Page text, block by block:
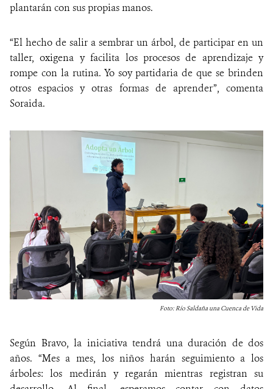
plantarán con sus propias manos.
“El hecho de salir a sembrar un árbol, de participar en un
taller, oxigena y facilita los procesos de aprendizaje y
rompe con la rutina. Yo soy partidaria de que se brinden
otros espacios y otras formas de aprender”, comenta
Soraida.
Foto: Río Saldaña una Cuenca de Vida
Según Bravo, la iniciativa tendrá una duración de dos
años. “Mes a mes, los niños harán seguimiento a los
árboles: los medirán y regarán mientras registran su